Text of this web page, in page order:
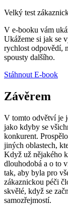
Velký test
V e-booku vám
Ukážeme si jak se
rychlost odpovědí,
spousty dalšího.
Stáhnout E-book
Závěrem
V tomto odvětví je
jako kdyby se
konkurent.
jiných oblastech,
Když už nějakého
dlouhodobá a o to
tak, aby byla pro
zákaznickou péči
skvělé, když se
samozřejmostí.